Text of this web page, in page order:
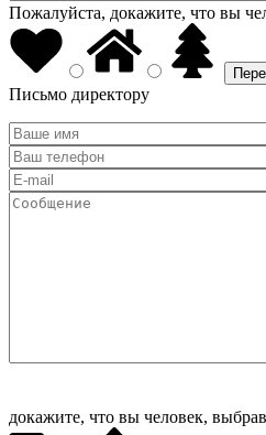
Пожалуйста, докажите, что вы
Письмо директору
докажите, что вы человек, выбрав